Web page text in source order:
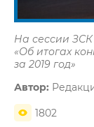
На сессии ЗСК
«Об итогах
за 2019 год»
Автор:
1802